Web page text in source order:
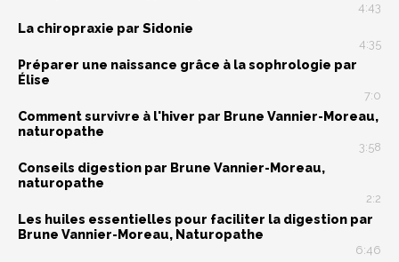
4:43
La chiropraxie par Sidonie
4:35
Préparer une naissance grâce à la sophrologie par
Élise
7:0
Comment survivre à l'hiver par Brune Vannier-Moreau,
naturopathe
3:58
Conseils digestion par Brune Vannier-Moreau,
naturopathe
2:2
Les huiles essentielles pour faciliter la digestion par
Brune Vannier-Moreau, Naturopathe
6:46